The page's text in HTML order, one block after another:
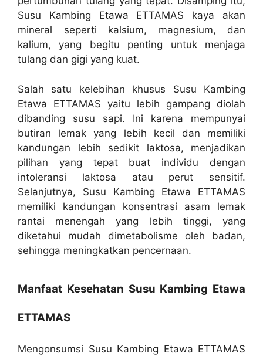
Susu Kambing Etawa ETTAMAS kaya akan
mineral seperti kalsium, magnesium, dan
kalium, yang begitu penting untuk menjaga
tulang dan gigi yang kuat.
Salah satu kelebihan khusus Susu Kambing
Etawa ETTAMAS yaitu lebih gampang diolah
dibanding susu sapi. Ini karena mempunyai
butiran lemak yang lebih kecil dan memiliki
kandungan lebih sedikit laktosa, menjadikan
pilihan yang tepat buat individu dengan
intoleransi laktosa atau perut sensitif.
Selanjutnya, Susu Kambing Etawa ETTAMAS
memiliki kandungan konsentrasi asam lemak
rantai menengah yang lebih tinggi, yang
diketahui mudah dimetabolisme oleh badan,
sehingga meningkatkan pencernaan.
Manfaat Kesehatan Susu Kambing Etawa
ETTAMAS
Mengonsumsi Susu Kambing Etawa ETTAMAS